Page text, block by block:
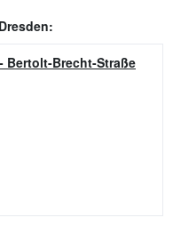
Dresden:
- Bertolt-Brecht-Straße